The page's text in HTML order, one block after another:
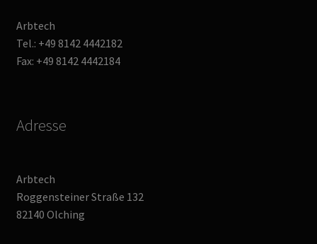
Arbtech
Tel.: +49 8142 4442182
Fax: +49 8142 4442184
Adresse
Arbtech
Roggensteiner Straße 132
82140 Olching